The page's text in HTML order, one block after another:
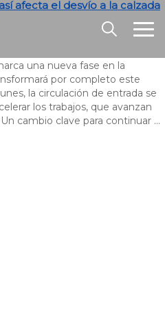
afecta el desvío a la calzada
una nueva fase en la
por completo este
la circulación de entrada se
los trabajos, que avanzan
cambio clave para continuar …